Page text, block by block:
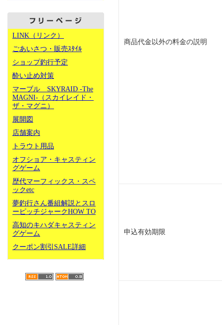
LINK（リンク）
ごあいさつ・販売ｽﾀｲﾙ
ショップ釣行予定
酔い止め対策
マーブル SKYRAID -The
MAGNI-（スカイレイド・
ザ・マグニ）
展開図
店舗案内
トラウト用品
オフショア・キャスティン
グゲーム
歴代マーフィックス・スペ
ックetc
夢釣行さん番組解説とスロ
ーピッチジャークHOW TO
高知のキハダキャスティン
グゲーム
クーポン割引SALE詳細
商品代金以外の料金の説明
申込有効期限